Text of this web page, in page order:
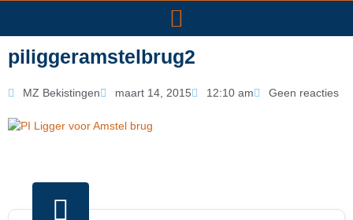
piliggeramstelbrug2
MZ Bekistingen maart 14, 2015 12:10 am Geen reacties